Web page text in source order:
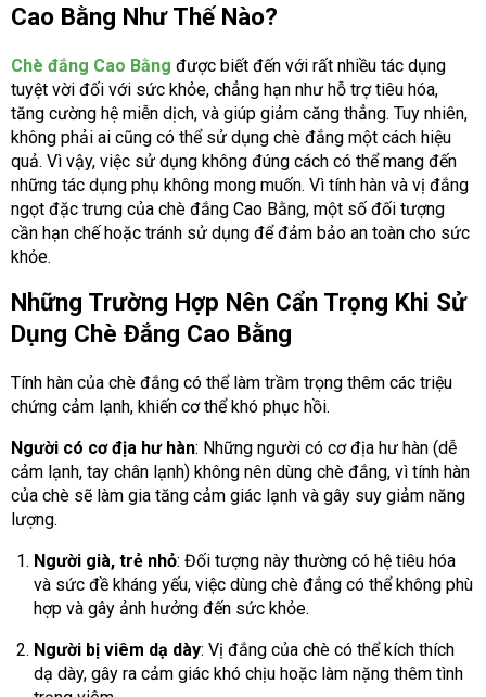
Cao Bằng Như Thế Nào?
Chè đắng Cao Bằng được biết đến với rất nhiều tác dụng
tuyệt vời đối với sức khỏe, chẳng hạn như hỗ trợ tiêu hóa,
tăng cường hệ miễn dịch, và giúp giảm căng thẳng. Tuy nhiên,
không phải ai cũng có thể sử dụng chè đắng một cách hiệu
quả. Vì vậy, việc sử dụng không đúng cách có thể mang đến
những tác dụng phụ không mong muốn. Vì tính hàn và vị đắng
ngọt đặc trưng của chè đắng Cao Bằng, một số đối tượng
cần hạn chế hoặc tránh sử dụng để đảm bảo an toàn cho sức
khỏe.
Những Trường Hợp Nên Cẩn Trọng Khi Sử
Dụng Chè Đắng Cao Bằng
Tính hàn của chè đắng có thể làm trầm trọng thêm các triệu
chứng cảm lạnh, khiến cơ thể khó phục hồi.
Người có cơ địa hư hàn: Những người có cơ địa hư hàn (dễ
cảm lạnh, tay chân lạnh) không nên dùng chè đắng, vì tính hàn
của chè sẽ làm gia tăng cảm giác lạnh và gây suy giảm năng
lượng.
Người già, trẻ nhỏ: Đối tượng này thường có hệ tiêu hóa
và sức đề kháng yếu, việc dùng chè đắng có thể không phù
hợp và gây ảnh hưởng đến sức khỏe.
Người bị viêm dạ dày: Vị đắng của chè có thể kích thích
dạ dày, gây ra cảm giác khó chịu hoặc làm nặng thêm tình